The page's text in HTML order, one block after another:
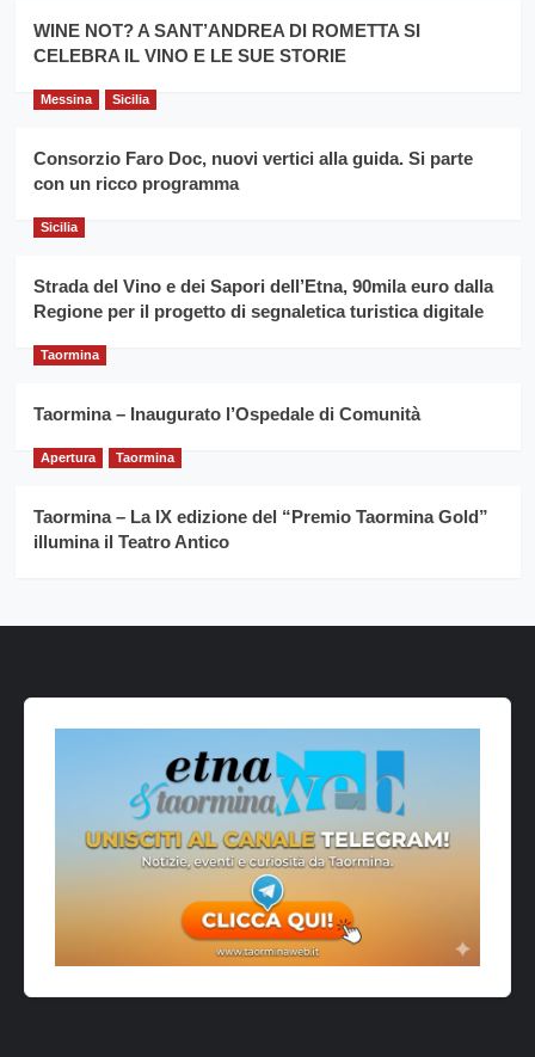
la
filiera
grano
per
il
anno
Franco
Caruso
WINE NOT? A SANT’ANDREA DI ROMETTA SI
CELEBRA IL VINO E LE SUE STORIE
Messina Sicilia
Consorzio Faro Doc, nuovi vertici alla guida. Si parte
con un ricco programma
Sicilia
Strada del Vino e dei Sapori dell’Etna, 90mila euro dalla
Regione per il progetto di segnaletica turistica digitale
Taormina
Taormina – Inaugurato l’Ospedale di Comunità
Apertura Taormina
Taormina – La IX edizione del “Premio Taormina Gold”
illumina il Teatro Antico